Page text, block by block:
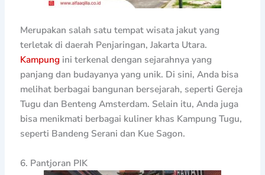
Merupakan salah satu tempat wisata jakut yang
terletak di daerah Penjaringan, Jakarta Utara.
Kampungini terkenal dengan sejarahnya yang
panjang dan budayanya yang unik. Di sini, Anda bisa
melihat berbagai bangunan bersejarah, seperti Gereja
Tugu dan Benteng Amsterdam. Selain itu, Anda juga
bisa menikmati berbagai kuliner khas Kampung Tugu,
seperti Bandeng Serani dan Kue Sagon.
6. Pantjoran PIK